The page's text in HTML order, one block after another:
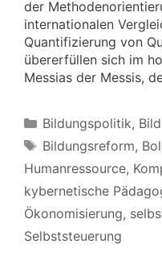
der
internationalen
Quantifizierung von
übererfüllen sich im
Messias der Messis,
Kategorien
Bildungspolitik,
Schlagwörter
Bildungsreform,
Humanressource,
kybernetische
Ökonomisierung,
Selbststeuerung